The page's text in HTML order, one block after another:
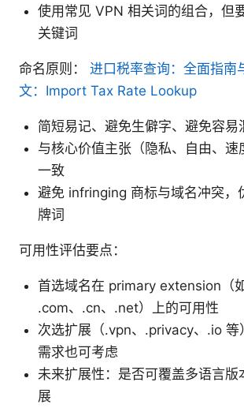
使用常见 VPN 相关词的组合，但
关键词
命名原则： 进口税率查询：全面指南
文：Import Tax Rate Lookup
简短易记、避免生僻字、避免容易
与核心价值主张（隐私、自由、速
一致
避免 infringing 商标与域名冲突，
牌词
可用性评估要点：
首选域名在 primary extension（
.com、.cn、.net）上的可用性
次选扩展（.vpn、.privacy、.io 等
需求也可考虑
未来扩展性：是否可覆盖多语言版
展